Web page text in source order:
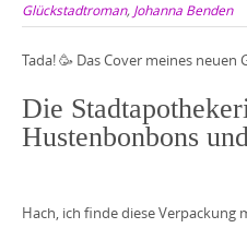
Glückstadtroman, Johanna Benden
Tada! 🥳 Das Cover meines neuen
Die
Hustenbonbons
Hach, ich finde diese Verpackung